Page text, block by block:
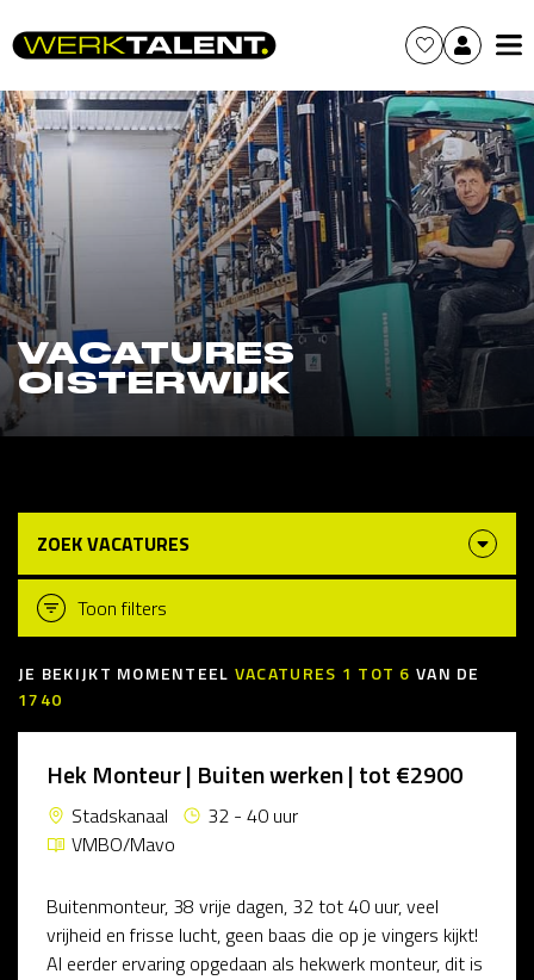
VACATURES
OISTERWIJK
ZOEK VACATURES
Toon filters
JE BEKIJKT MOMENTEEL VACATURES 1 TOT 6 VAN DE
1740
Hek Monteur | Buiten werken | tot €2900
Stadskanaal
32 - 40 uur
VMBO/Mavo
Buitenmonteur, 38 vrije dagen, 32 tot 40 uur, veel
vrijheid en frisse lucht, geen baas die op je vingers kijkt!
Al eerder ervaring opgedaan als hekwerk monteur, dit is